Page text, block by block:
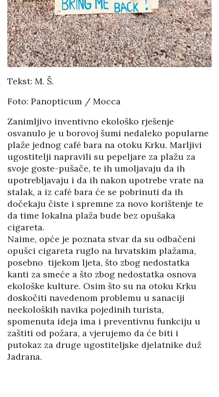
Tekst: M. Š.
Foto: Panopticum / Mocca
Zanimljivo inventivno ekološko rješenje
osvanulo je u borovoj šumi nedaleko popularne
plaže jednog café bara na otoku Krku. Marljivi
ugostitelji napravili su pepeljare za plažu za
svoje goste-pušače, te ih umoljavaju da ih
upotrebljavaju i da ih nakon upotrebe vrate na
stalak, a iz café bara će se pobrinuti da ih
dočekaju čiste i spremne za novo korištenje te
da time lokalna plaža bude bez opušaka
cigareta.
Naime, opće je poznata stvar da su odbačeni
opušci cigareta ruglo na hrvatskim plažama,
posebno tijekom ljeta, što zbog nedostatka
kanti za smeće a što zbog nedostatka osnova
ekološke kulture. Osim što su na otoku Krku
doskočiti navedenom problemu u sanaciji
neekoloških navika pojedinih turista,
spomenuta ideja ima i preventivnu funkciju u
zaštiti od požara, a vjerujemo da će biti i
putokaz za druge ugostiteljske djelatnike duž
Jadrana.